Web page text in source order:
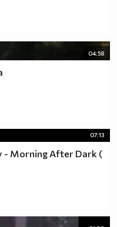
04:58
07:13
- Morning After Dark (